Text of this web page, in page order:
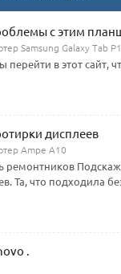
с этим
Samsung Galaxy Tab
перейти в этот сайт,
дисплеев
Ampe A10
ремонтников
Та, что подходила
.